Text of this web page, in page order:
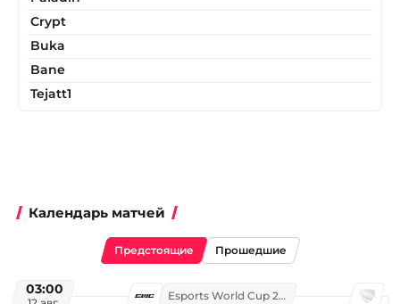
Crypt
Buka
Bane
Tejatt1
Календарь матчей
Предстоящие Прошедшие
03:00 Esports World Cup 2026